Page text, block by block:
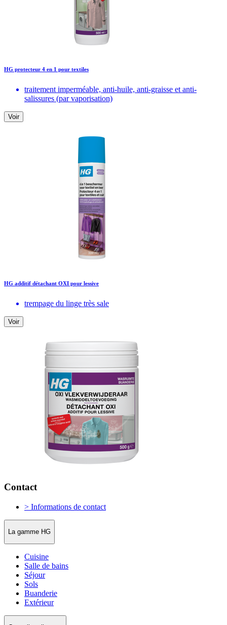
HG protecteur 4 en 1 pour textiles
traitement imperméable, anti-huile, anti-graisse et anti-
salissures (par vaporisation)
Voir
HG additif détachant OXI pour lessive
trempage du linge très sale
Voir
Contact
> Informations de contact
La gamme HG
Cuisine
Salle de bains
Séjour
Sols
Buanderie
Extérieur